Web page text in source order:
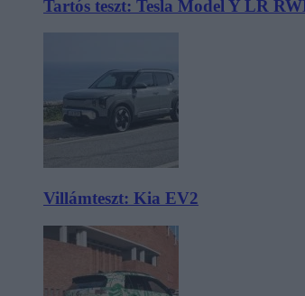
Tartós teszt: Tesla Model Y LR
Villámteszt: Kia EV2